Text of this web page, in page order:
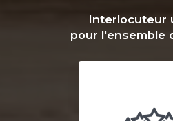
Interlocuteur
pour l'ensemble